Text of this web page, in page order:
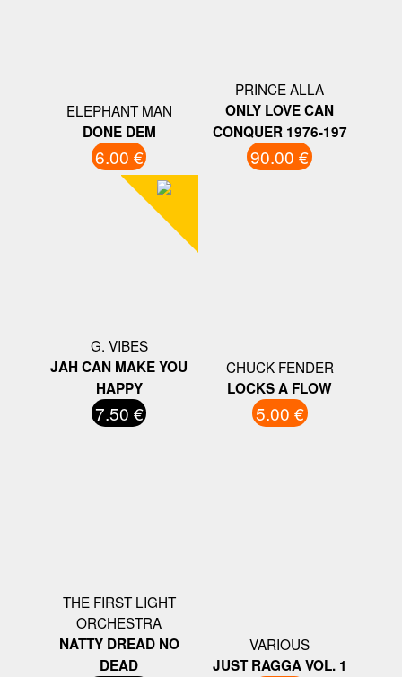
ELEPHANT MAN
DONE DEM
6.00 €
PRINCE ALLA
ONLY LOVE CAN
CONQUER 1976-197
90.00 €
G. VIBES
JAH CAN MAKE YOU
HAPPY
7.50 €
CHUCK FENDER
LOCKS A FLOW
5.00 €
THE FIRST LIGHT
ORCHESTRA
NATTY DREAD NO
DEAD
VARIOUS
JUST RAGGA VOL. 1